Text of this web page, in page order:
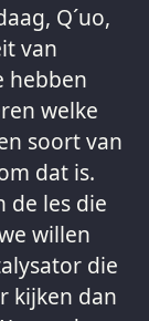
Q´uo,
van
hebben
welke
soort van
dat is.
de les die
willen
die
kijken dan